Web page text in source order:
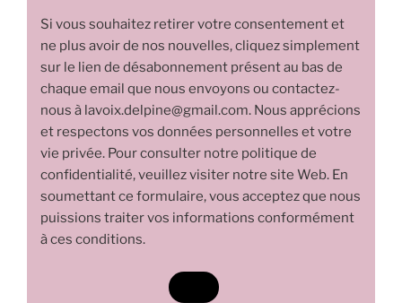
Si vous souhaitez retirer votre consentement et
ne plus avoir de nos nouvelles, cliquez simplement
sur le lien de désabonnement présent au bas de
chaque email que nous envoyons ou contactez-
nous à lavoix.delpine@gmail.com. Nous apprécions
et respectons vos données personnelles et votre
vie privée. Pour consulter notre politique de
confidentialité, veuillez visiter notre site Web. En
soumettant ce formulaire, vous acceptez que nous
puissions traiter vos informations conformément
à ces conditions.